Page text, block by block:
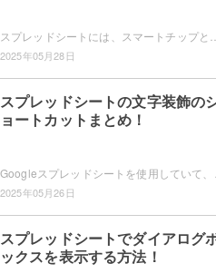
2025年05月28日
スプレッドシートの文字装飾の
ョートカットまとめ！
2025年05月26日
スプレッドシートでダイアログ
ックスを表示する方法！